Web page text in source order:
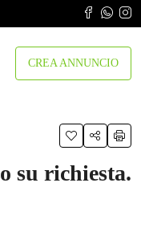
CREA ANNUNCIO
su richiesta.